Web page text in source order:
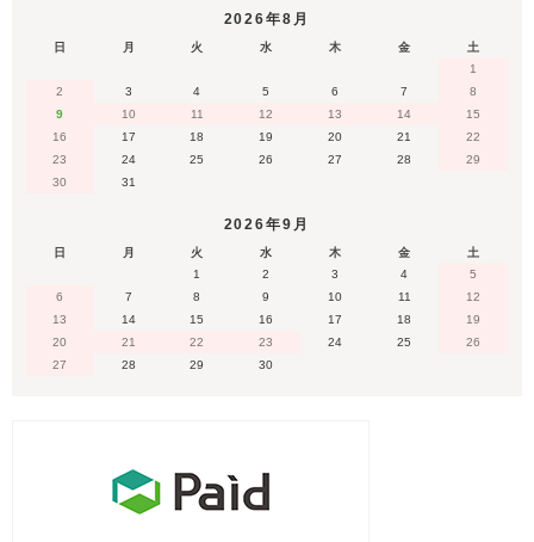
2026年8月
日 月 火 水 木 金
土
1
2
3 4 5 6 7
8
9
10 11 12 13 14
15
16
17 18 19 20 21
22
23
24 25 26 27 28
29
30
31
2026年9月
日 月 火 水 木 金
土
1
2 3 4
5
6
7 8 9 10 11
12
13
14 15 16 17 18
19
20
21 22 23 24 25
26
27
28 29 30